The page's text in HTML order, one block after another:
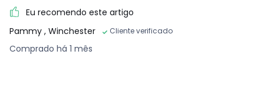
Eu recomendo este artigo
Pammy , Winchester Cliente verificado
Comprado há 1 mês